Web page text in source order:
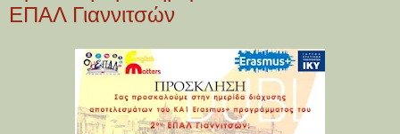
ΕΠΑΛ Γιαννιτσών